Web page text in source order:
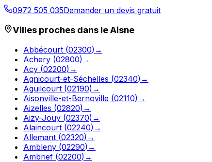
0972 505 035Demander un devis gratuit
Villes proches dans leAisne
Abbécourt (02300) →
Achery (02800) →
Acy (02200) →
Agnicourt-et-Séchelles (02340) →
Aguilcourt (02190) →
Aisonville-et-Bernoville (02110) →
Aizelles (02820) →
Aizy-Jouy (02370) →
Alaincourt (02240) →
Allemant (02320) →
Ambleny (02290) →
Ambrief (02200) →